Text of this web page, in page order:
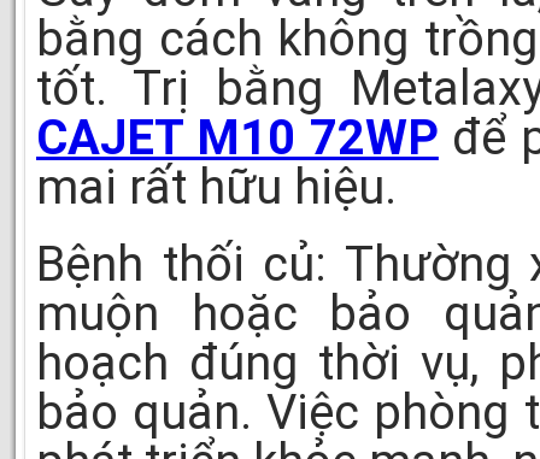
bằng cách không
tốt. Trị bằng
CAJET M10 72WP để
mai rất hữu hiệu.
Bệnh thối củ:
muộn hoặc bảo
hoạch đúng thời vụ,
bảo quản. Việc phòng